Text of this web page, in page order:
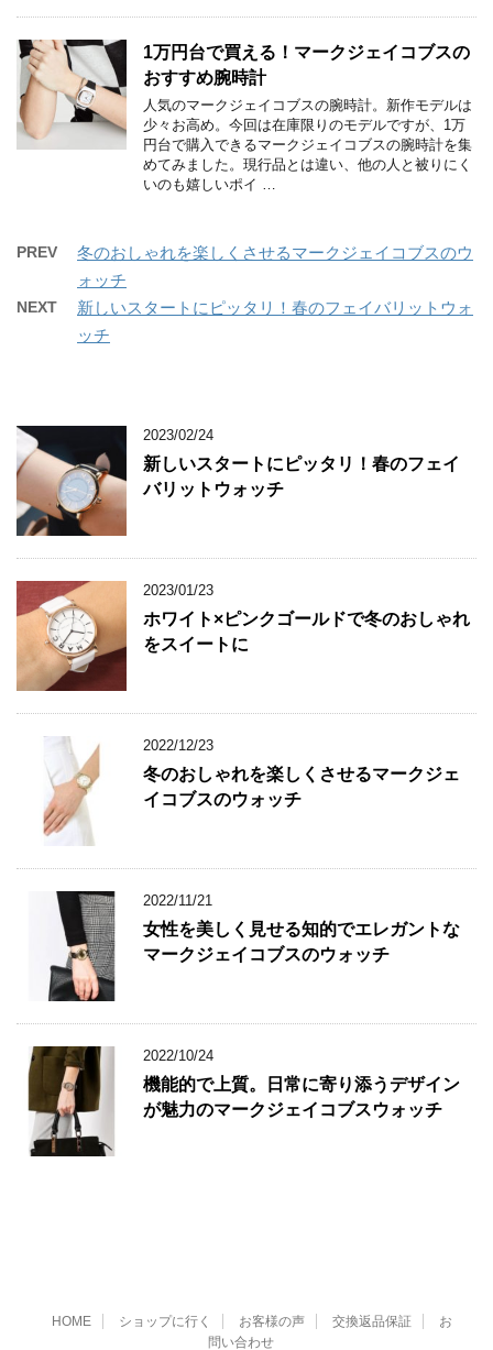
1万円台で買える！マークジェイコブスの
おすすめ腕時計
人気のマークジェイコブスの腕時計。新作モデルは
少々お高め。今回は在庫限りのモデルですが、1万
円台で購入できるマークジェイコブスの腕時計を集
めてみました。現行品とは違い、他の人と被りにく
いのも嬉しいポイ …
PREV
冬のおしゃれを楽しくさせるマークジェイコブスのウ
ォッチ
NEXT
新しいスタートにピッタリ！春のフェイバリットウォ
ッチ
2023/02/24
新しいスタートにピッタリ！春のフェイ
バリットウォッチ
2023/01/23
ホワイト×ピンクゴールドで冬のおしゃれ
をスイートに
2022/12/23
冬のおしゃれを楽しくさせるマークジェ
イコブスのウォッチ
2022/11/21
女性を美しく見せる知的でエレガントな
マークジェイコブスのウォッチ
2022/10/24
機能的で上質。日常に寄り添うデザイン
が魅力のマークジェイコブスウォッチ
HOME ショップに行く お客様の声 交換返品保証
お
問い合わせ